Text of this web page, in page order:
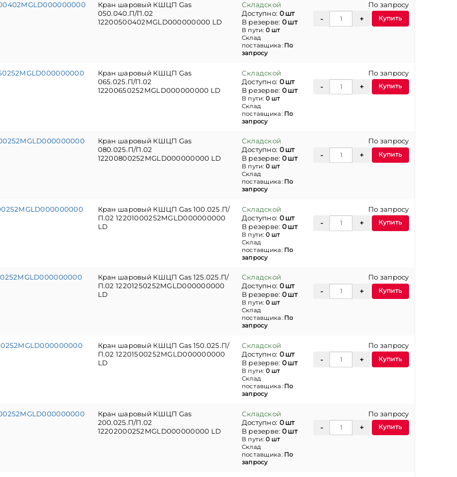
Кран шаровый КШЦП Gas
050.040.П/П.02
12200500402MGLD000000000 LD
Складской
Доступно: 0 шт
В резерве: 0 шт
В пути: 0 шт
Склад
поставщика: По
запросу
По запросу
Купить
Кран шаровый КШЦП Gas
065.025.П/П.02
12200650252MGLD000000000 LD
Складской
Доступно: 0 шт
В резерве: 0 шт
В пути: 0 шт
Склад
поставщика: По
запросу
По запросу
Купить
Кран шаровый КШЦП Gas
080.025.П/П.02
12200800252MGLD000000000 LD
Складской
Доступно: 0 шт
В резерве: 0 шт
В пути: 0 шт
Склад
поставщика: По
запросу
По запросу
Купить
Кран шаровый КШЦП Gas 100.025.П/
П.02 12201000252MGLD000000000
LD
Складской
Доступно: 0 шт
В резерве: 0 шт
В пути: 0 шт
Склад
поставщика: По
запросу
По запросу
Купить
Кран шаровый КШЦП Gas 125.025.П/
П.02 12201250252MGLD000000000
LD
Складской
Доступно: 0 шт
В резерве: 0 шт
В пути: 0 шт
Склад
поставщика: По
запросу
По запросу
Купить
Кран шаровый КШЦП Gas 150.025.П/
П.02 12201500252MGLD000000000
LD
Складской
Доступно: 0 шт
В резерве: 0 шт
В пути: 0 шт
Склад
поставщика: По
запросу
По запросу
Купить
Кран шаровый КШЦП Gas
200.025.П/П.02
12202000252MGLD000000000 LD
Складской
Доступно: 0 шт
В резерве: 0 шт
В пути: 0 шт
Склад
поставщика: По
запросу
По запросу
Купить